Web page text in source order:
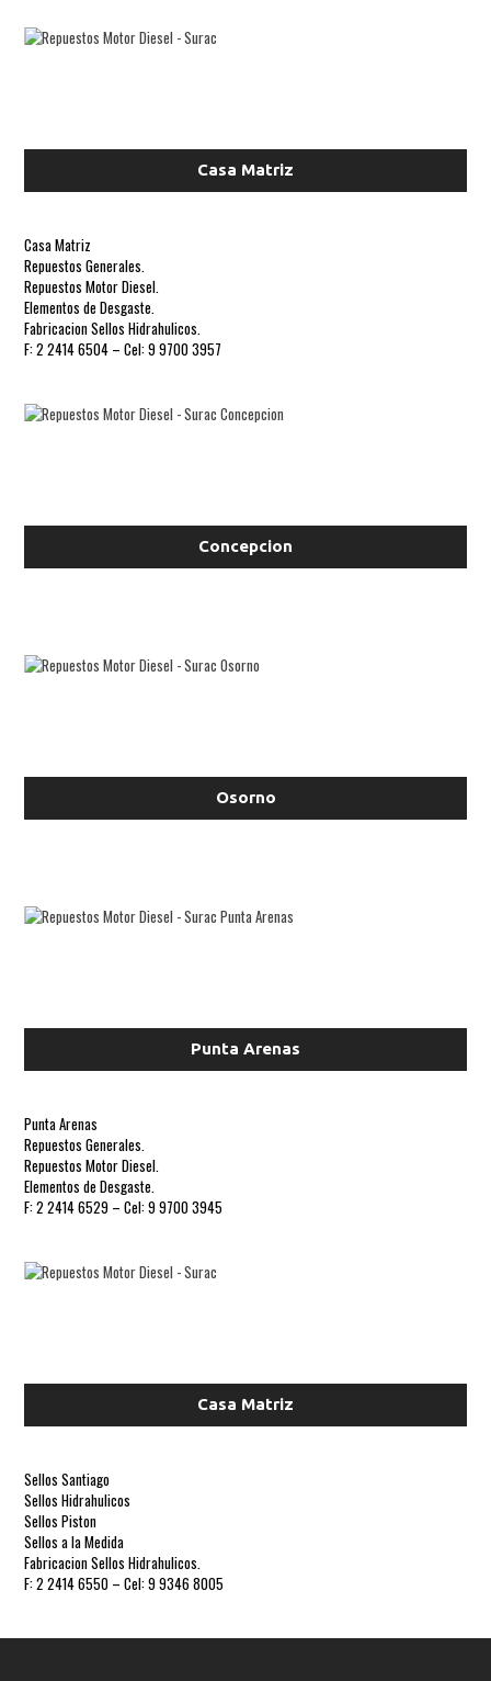
Casa Matriz
Casa Matriz
Repuestos Generales.
Repuestos Motor Diesel.
Elementos de Desgaste.
Fabricacion Sellos Hidrahulicos.
F: 2 2414 6504 – Cel: 9 9700 3957
Concepcion
Osorno
Punta Arenas
Punta Arenas
Repuestos Generales.
Repuestos Motor Diesel.
Elementos de Desgaste.
F: 2 2414 6529 – Cel: 9 9700 3945
Casa Matriz
Sellos Santiago
Sellos Hidrahulicos
Sellos Piston
Sellos a la Medida
Fabricacion Sellos Hidrahulicos.
F: 2 2414 6550 – Cel: 9 9346 8005